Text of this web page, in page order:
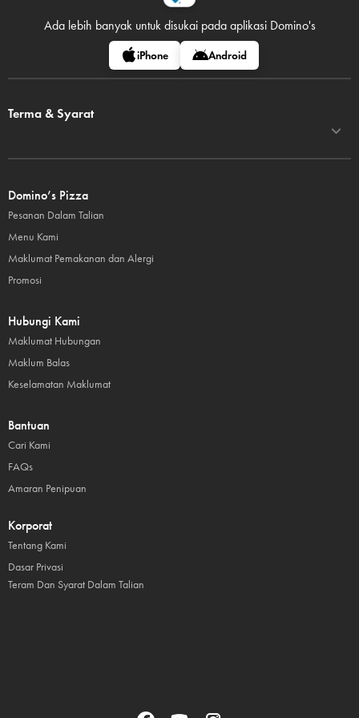
Ada lebih banyak untuk disukai pada aplikasi Domino's
iPhone Android
Terma & Syarat
Domino’s Pizza
Pesanan Dalam Talian
Menu Kami
Maklumat Pemakanan dan Alergi
Promosi
Hubungi Kami
Maklumat Hubungan
Maklum Balas
Keselamatan Maklumat
Bantuan
Cari Kami
FAQs
Amaran Penipuan
Korporat
Tentang Kami
Dasar Privasi
Teram Dan Syarat Dalam Talian